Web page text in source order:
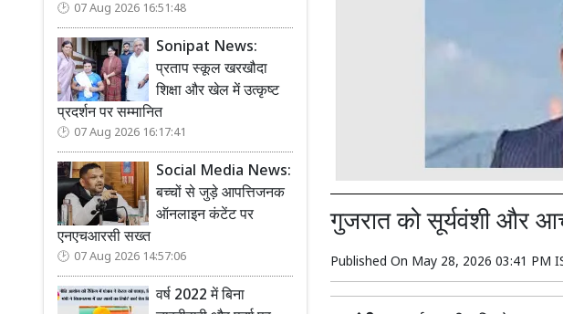
07 Aug 2026 16:51:48
Sonipat News:
प्रताप स्कूल खरखौदा
शिक्षा और खेल में उत्कृष्ट
प्रदर्शन पर सम्मानित
07 Aug 2026 16:17:41
Social Media News:
बच्चों से जुड़े आपत्तिजनक
ऑनलाइन कंटेंट पर
एनएचआरसी सख्त
07 Aug 2026 14:57:06
वर्ष 2022 में बिना
गुजरात को सूर्यवंशी और
Published On May 28, 2026 03:41 PM